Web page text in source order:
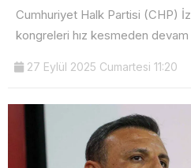
Cumhuriyet Halk Partisi (CHP)
kongreleri hız kesmeden
27 Eylül 2025 Cumartesi 11:20